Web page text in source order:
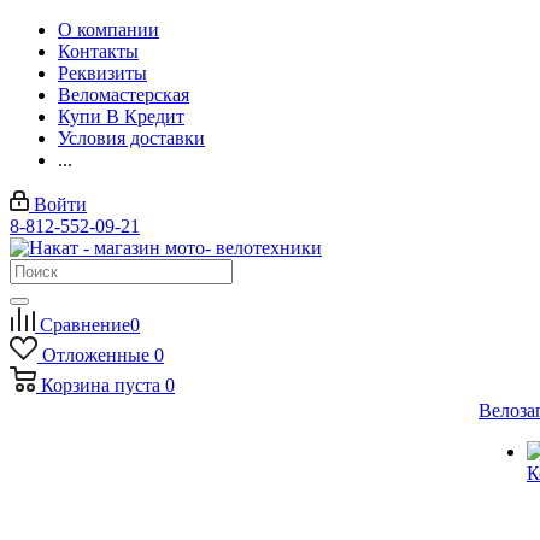
О компании
Контакты
Реквизиты
Веломастерская
Купи В Кредит
Условия доставки
...
Войти
8-812-552-09-21
Сравнение0
Отложенные 0
Корзина пуста 0